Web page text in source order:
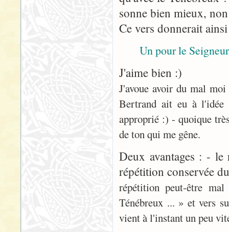
sonne bien mieux,
Ce vers donnerait
Un pour le
J'aime bien :)
J'avoue avoir du mal
Bertrand ait eu à l'idée
approprié :) - quoique
de ton qui me gêne.
Deux avantages : -
répétition conservée
répétition peut-être
Ténébreux ... » et vers
vient à l'instant un peu